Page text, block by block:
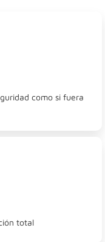
como si fuera
total